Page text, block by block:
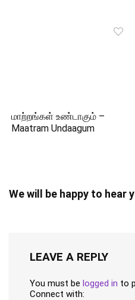
மாற்றங்கள் உண்டாகும் –
Maatram Undaagum
We will be happy to hear
LEAVE A REPLY
You must be logged in to
Connect with: